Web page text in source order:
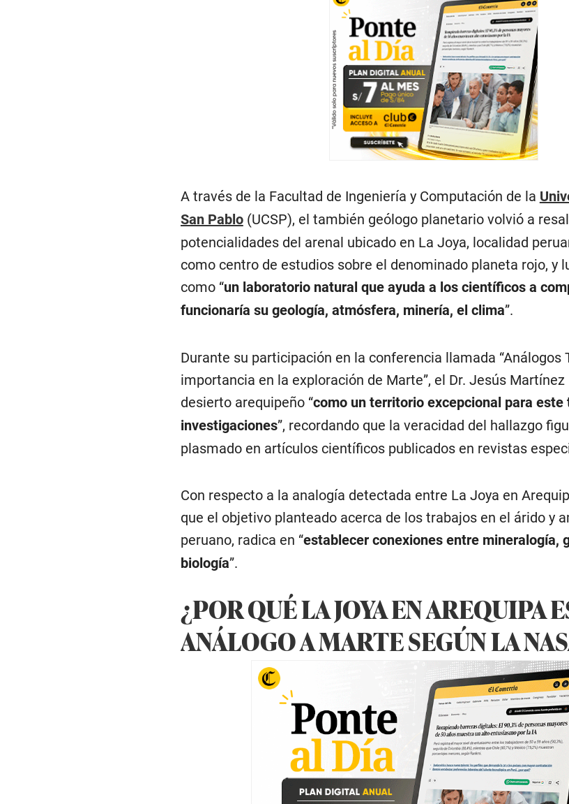
A través de la Facultad de Ingeniería y Computación de la
San Pablo(UCSP), el también geólogo planetario volvió a
potencialidades del arenal ubicado en La Joya, localidad
como centro de estudios sobre el denominado planeta rojo, y
como “un laboratorio natural que ayuda a los científicos a
funcionaría su geología, atmósfera, minería, el clima”.
Durante su participación en la conferencia llamada “Análogos
importancia en la exploración de Marte”, el Dr. Jesús
desierto arequipeño “como un territorio excepcional para este
investigaciones”, recordando que la veracidad del hallazgo
plasmado en artículos científicos publicados en revistas
Con respecto a la analogía detectada entre La Joya en
que el objetivo planteado acerca de los trabajos en el árido y
peruano, radica en “establecer conexiones entre mineralogía,
biología”.
¿POR QUÉ LA JOYA EN AREQUIPA
ANÁLOGO A MARTE SEGÚN LA